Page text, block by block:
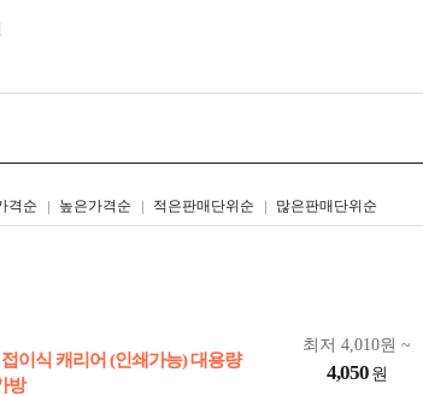
격순 높은가격순 적은판매단위순 많은판매단위순
이식 캐리어 (인쇄가능) 대용량
방
최저 4,010원 ~
4,050 원